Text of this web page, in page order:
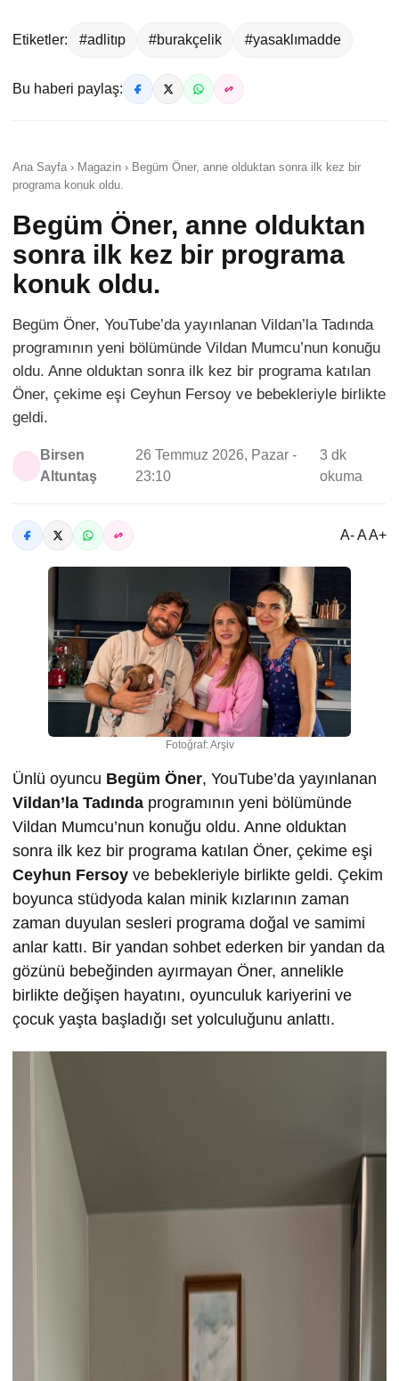
Etiketler: #adlitıp #burakçelik #yasaklımadde
Bu haberi paylaş:
Ana Sayfa › Magazin › Begüm Öner, anne olduktan sonra ilk kez bir
programa konuk oldu.
Begüm Öner, anne olduktan
sonra ilk kez bir programa
konuk oldu.
Begüm Öner, YouTube’da yayınlanan Vildan’la Tadında
programının yeni bölümünde Vildan Mumcu’nun konuğu
oldu. Anne olduktan sonra ilk kez bir programa katılan
Öner, çekime eşi Ceyhun Fersoy ve bebekleriyle birlikte
geldi.
Birsen
Altuntaş
26 Temmuz 2026, Pazar -
23:10
3 dk
okuma
A- A A+
Fotoğraf: Arşiv
Ünlü oyuncu Begüm Öner, YouTube’da yayınlanan
Vildan’la Tadında programının yeni bölümünde
Vildan Mumcu’nun konuğu oldu. Anne olduktan
sonra ilk kez bir programa katılan Öner, çekime eşi
Ceyhun Fersoy ve bebekleriyle birlikte geldi. Çekim
boyunca stüdyoda kalan minik kızlarının zaman
zaman duyulan sesleri programa doğal ve samimi
anlar kattı. Bir yandan sohbet ederken bir yandan da
gözünü bebeğinden ayırmayan Öner, annelikle
birlikte değişen hayatını, oyunculuk kariyerini ve
çocuk yaşta başladığı set yolculuğunu anlattı.